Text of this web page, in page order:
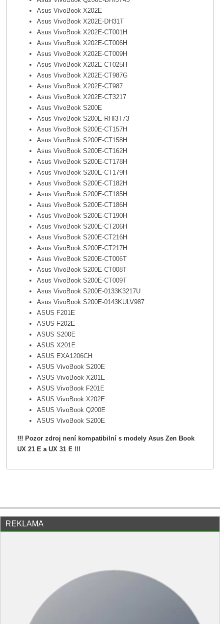
Asus VivoBook X202E
Asus VivoBook X202E-DH31T
Asus VivoBook X202E-CT001H
Asus VivoBook X202E-CT006H
Asus VivoBook X202E-CT009H
Asus VivoBook X202E-CT025H
Asus VivoBook X202E-CT987G
Asus VivoBook X202E-CT987
Asus VivoBook X202E-CT3217
Asus VivoBook S200E
Asus VivoBook S200E-RHI3T73
Asus VivoBook S200E-CT157H
Asus VivoBook S200E-CT158H
Asus VivoBook S200E-CT162H
Asus VivoBook S200E-CT178H
Asus VivoBook S200E-CT179H
Asus VivoBook S200E-CT182H
Asus VivoBook S200E-CT185H
Asus VivoBook S200E-CT186H
Asus VivoBook S200E-CT190H
Asus VivoBook S200E-CT206H
Asus VivoBook S200E-CT216H
Asus VivoBook S200E-CT217H
Asus VivoBook S200E-CT006T
Asus VivoBook S200E-CT008T
Asus VivoBook S200E-CT009T
Asus VivoBook S200E-0133K3217U
Asus VivoBook S200E-0143KULV987
ASUS F201E
ASUS F202E
ASUS S200E
ASUS X201E
ASUS EXA1206CH
ASUS VivoBook S200E
ASUS VivoBook X201E
ASUS VivoBook F201E
ASUS VivoBook X202E
ASUS VivoBook Q200E
ASUS VivoBook S200E
!!! Pozor zdroj není kompatibilní s modely Asus Zen Book
UX 21 E a UX 31 E !!!
REKLAMA